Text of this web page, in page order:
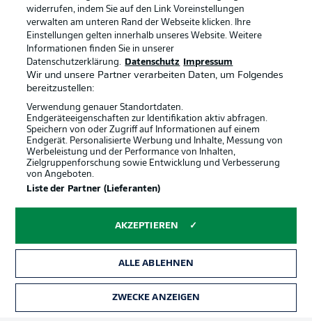
Rechtliche Hinweise
Datenschutz Nutzungsbedingungen
Kontakt
Jobs Impressum
AGB
widerrufen, indem Sie auf den Link Voreinstellungen
verwalten am unteren Rand der Webseite klicken. Ihre
Einstellungen gelten innerhalb unseres Website. Weitere
Informationen finden Sie in unserer
Datenschutzerklärung.
Datenschutz Impressum
Wir und unsere Partner verarbeiten Daten, um Folgendes
bereitzustellen:
Verwendung genauer Standortdaten.
Endgeräteeigenschaften zur Identifikation aktiv abfragen.
Speichern von oder Zugriff auf Informationen auf einem
Endgerät. Personalisierte Werbung und Inhalte, Messung von
Werbeleistung und der Performance von Inhalten,
Zielgruppenforschung sowie Entwicklung und Verbesserung
von Angeboten.
Liste der Partner (Lieferanten)
AKZEPTIEREN
ALLE ABLEHNEN
ZWECKE ANZEIGEN